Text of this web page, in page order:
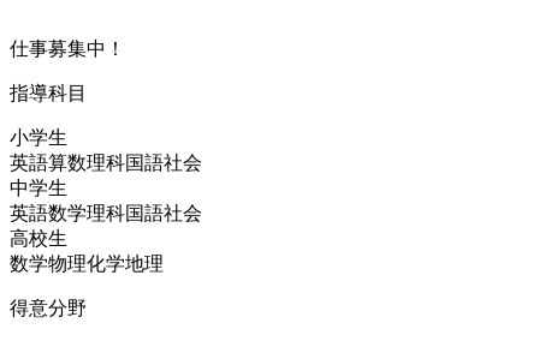
仕事募集中！
指導科目
小学生
英語算数理科国語社会
中学生
英語数学理科国語社会
高校生
数学物理化学地理
得意分野